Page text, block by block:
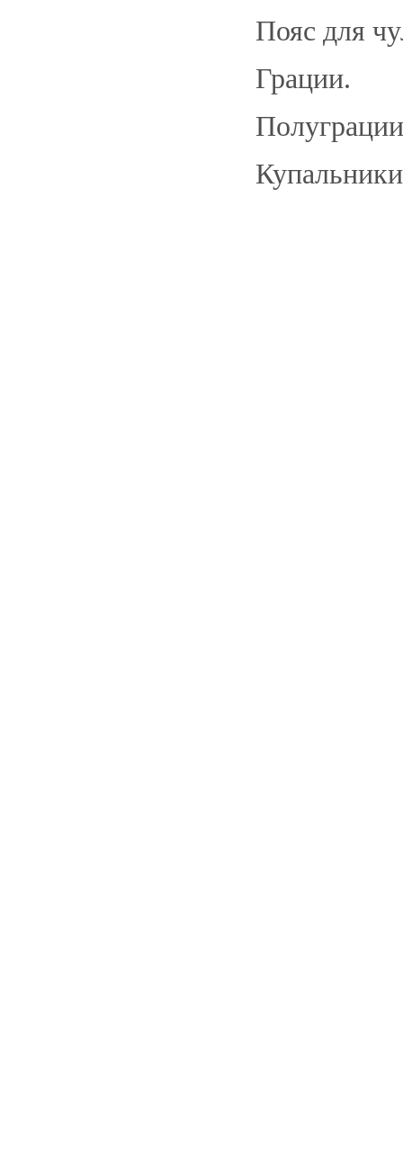
Пояс для
Грации.